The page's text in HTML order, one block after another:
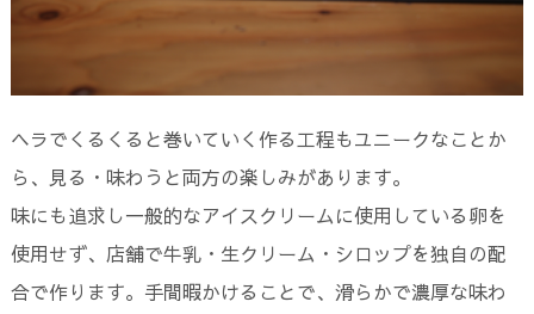
ヘラでくるくると巻いていく作る工程もユニークなことか
ら、見る・味わうと両方の楽しみがあります。
味にも追求し一般的なアイスクリームに使用している卵を
使用せず、店舗で牛乳・生クリーム・シロップを独自の配
合で作ります。手間暇かけることで、滑らかで濃厚な味わ